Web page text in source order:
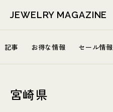
JEWELRY MAGAZINE
記事 お得な情報 セール情報
宮崎県